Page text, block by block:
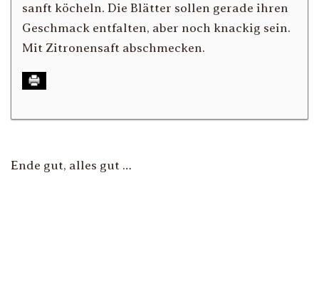
sanft köcheln. Die Blätter sollen gerade ihren
Geschmack entfalten, aber noch knackig sein.
Mit Zitronensaft abschmecken.
Ende gut, alles gut …